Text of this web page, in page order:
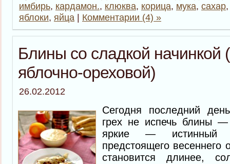
имбирь, кардамон., клюква, корица, мука, сахар
яблоки, яйца | Комментарии (4) »
Блины со сладкой начинкой
яблочно-ореховой)
26.02.2012
Сегодня последний
грех не испечь блины
яркие — истинный
предстоящего весеннего
становится длинее,